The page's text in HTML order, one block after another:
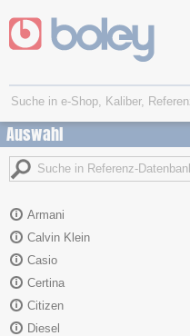
Auswahl
Armani
Calvin Klein
Casio
Certina
Citizen
Diesel